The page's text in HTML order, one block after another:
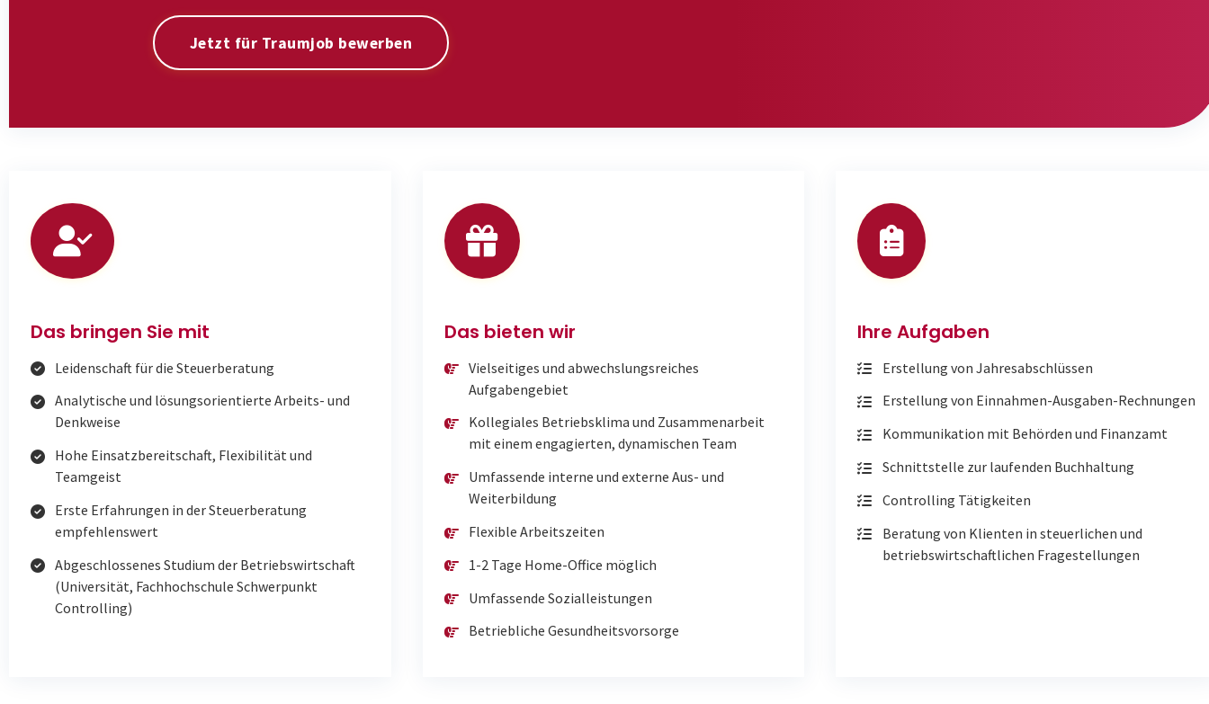
Jetzt für Traumjob bewerben
Das bringen Sie mit
Leidenschaft für die Steuerberatung
Analytische und lösungsorientierte Arbeits- und
Denkweise
Hohe Einsatzbereitschaft, Flexibilität und
Teamgeist
Erste Erfahrungen in der Steuerberatung
empfehlenswert
Abgeschlossenes Studium der Betriebswirtschaft
(Universität, Fachhochschule Schwerpunkt
Controlling)
Das bieten wir
Vielseitiges und abwechslungsreiches
Aufgabengebiet
Kollegiales Betriebsklima und Zusammenarbeit
mit einem engagierten, dynamischen Team
Umfassende interne und externe Aus- und
Weiterbildung
Flexible Arbeitszeiten
1-2 Tage Home-Office möglich
Umfassende Sozialleistungen
Betriebliche Gesundheitsvorsorge
Ihre Aufgaben
Erstellung von Jahresabschlüssen
Erstellung von Einnahmen-Ausgaben-Rechnungen
Kommunikation mit Behörden und Finanzamt
Schnittstelle zur laufenden Buchhaltung
Controlling Tätigkeiten
Beratung von Klienten in steuerlichen und
betriebswirtschaftlichen Fragestellungen